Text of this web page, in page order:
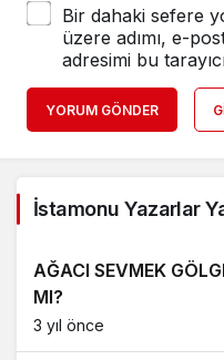
Bir dahaki sefere
üzere adımı, e-
adresimi bu
YORUM GÖNDER
İstamonu Yazarlar
AĞACI SEVMEK
MI?
3 yıl önce